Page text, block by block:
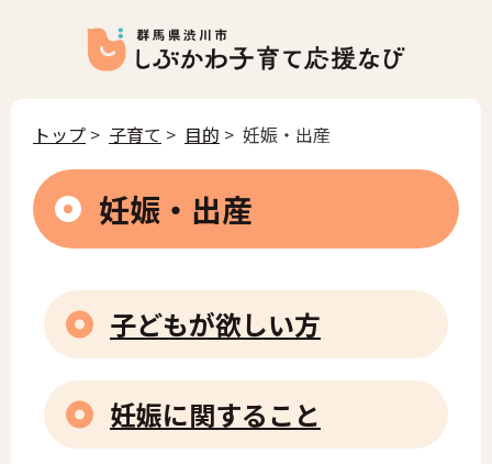
トップ > 子育て > 目的 > 妊娠・出産
妊娠・出産
子どもが欲しい方
妊娠に関すること